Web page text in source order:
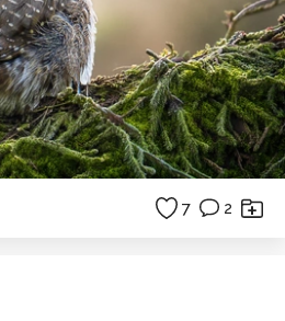
7 2